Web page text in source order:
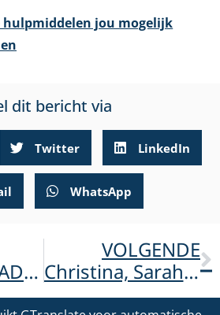
jou mogelijk
dit bericht via
Twitter LinkedIn
WhatsApp
Uitnodiging ADOA-dag zaterdag 1 november 2025
VOLGENDE
Christina, Sarah en Mareike lopen Preungesheimer Dorflauf voor ADOA!